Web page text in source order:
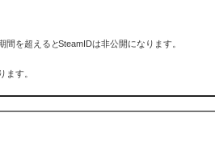
間を超えるとSteamIDは非公開になります。
す。